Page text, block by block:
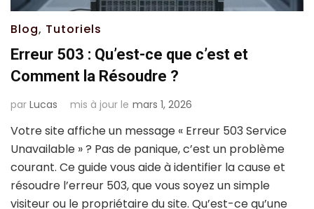
Blog, Tutoriels
Erreur 503 : Qu’est-ce que c’est et
Comment la Résoudre ?
par Lucas mis à jour le mars 1, 2026
Votre site affiche un message « Erreur 503 Service
Unavailable » ? Pas de panique, c’est un problème
courant. Ce guide vous aide à identifier la cause et
résoudre l’erreur 503, que vous soyez un simple
visiteur ou le propriétaire du site. Qu’est-ce qu’une